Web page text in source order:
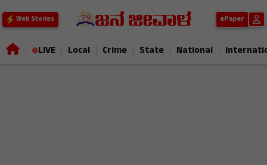
Web Stories ePaper
LIVE Local Crime State National